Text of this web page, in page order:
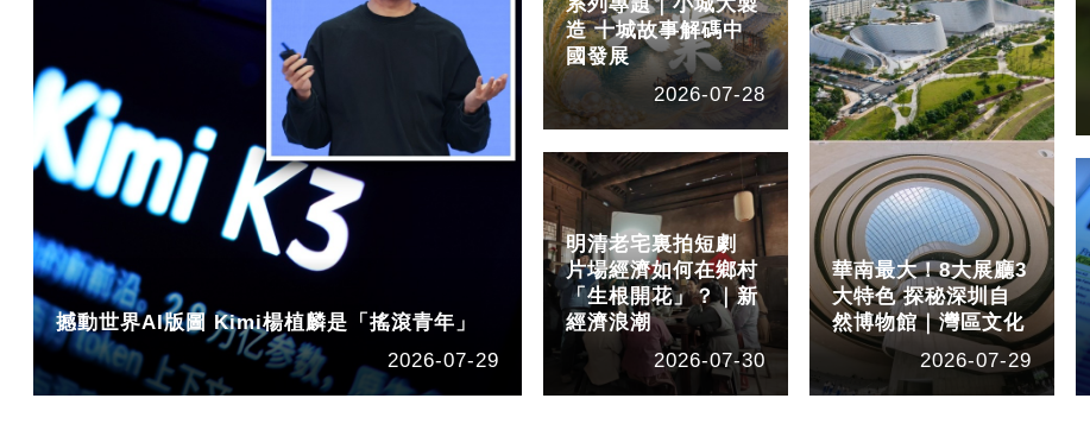
撼動世界AI版圖 Kimi楊植麟是「搖滾青年」
2026-07-29
系列專題｜小城大製
造 十城故事解碼中
國發展
2026-07-28
明清老宅裏拍短劇
片場經濟如何在鄉村
「生根開花」？｜新
經濟浪潮
2026-07-30
華南最大！8大展廳3
大特色 探秘深圳自
然博物館｜灣區文化
2026-07-29